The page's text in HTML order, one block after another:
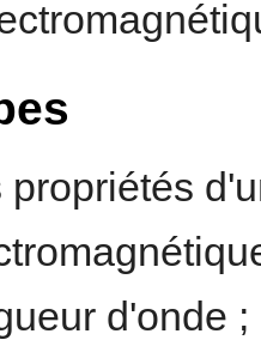
propriétés
d'onde